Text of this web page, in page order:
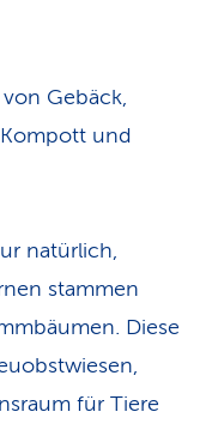
Gebäck,
und
natürlich,
stammen
Diese
für Tiere